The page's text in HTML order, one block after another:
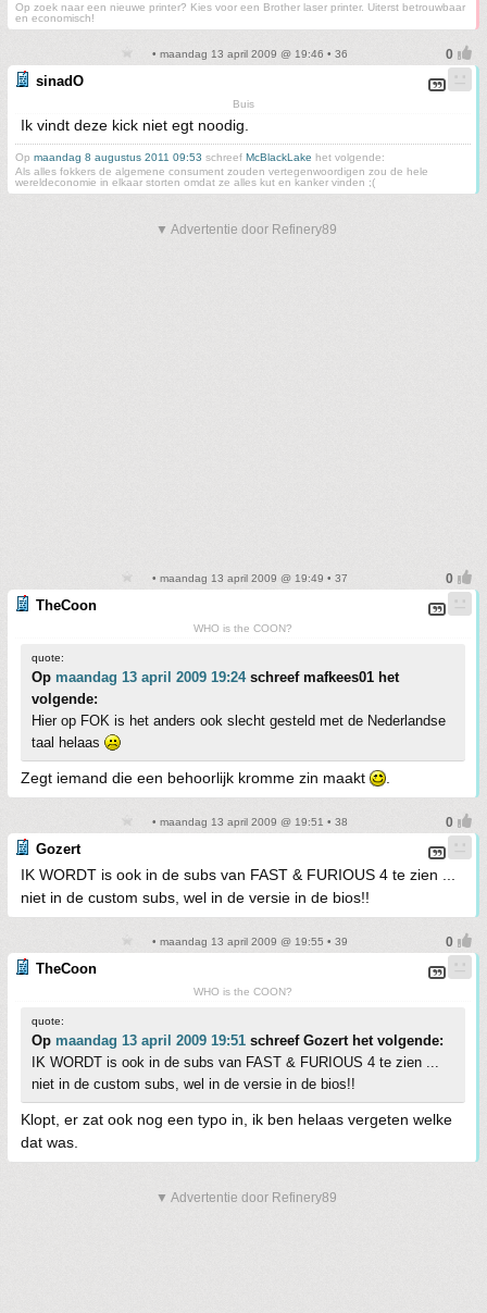
Op zoek naar een nieuwe printer? Kies voor een Brother laser printer. Uiterst betrouwbaar
en economisch!
• maandag 13 april 2009 @ 19:46 • 36
sinadO
Buis
Ik vindt deze kick niet egt noodig.
Op maandag 8 augustus 2011 09:53 schreef McBlackLake het volgende:
Als alles fokkers de algemene consument zouden vertegenwoordigen zou de hele
wereldeconomie in elkaar storten omdat ze alles kut en kanker vinden ;(
▼ Advertentie door Refinery89
• maandag 13 april 2009 @ 19:49 • 37
TheCoon
WHO is the COON?
quote:
Op maandag 13 april 2009 19:24schreef mafkees01 het
volgende:
Hier op FOK is het anders ook slecht gesteld met de Nederlandse
taal helaas
Zegt iemand die een behoorlijk kromme zin maakt
• maandag 13 april 2009 @ 19:51 • 38
Gozert
IK WORDT is ook in de subs van FAST & FURIOUS 4 te zien ...
niet in de custom subs, wel in de versie in de bios!!
• maandag 13 april 2009 @ 19:55 • 39
TheCoon
WHO is the COON?
quote:
Op maandag 13 april 2009 19:51 schreef Gozert het volgende:
IK WORDT is ook in de subs van FAST & FURIOUS 4 te zien ...
niet in de custom subs, wel in de versie in de bios!!
Klopt, er zat ook nog een typo in, ik ben helaas vergeten welke
dat was.
▼ Advertentie door Refinery89